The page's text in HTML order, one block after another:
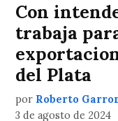
Con
trabaja
del Plata
por Roberto
3 de agosto de 2024